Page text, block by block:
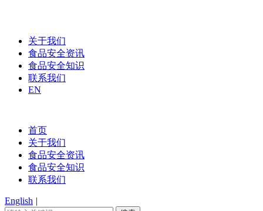
关于我们
食品安全资讯
食品安全知识
联系我们
EN
首页
关于我们
食品安全资讯
食品安全知识
联系我们
English |